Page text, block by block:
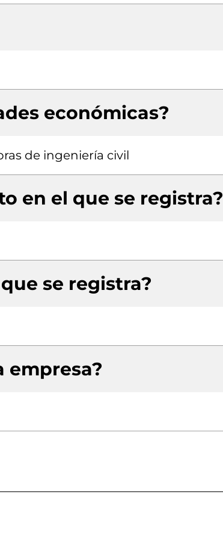
económicas?
de ingeniería civil
en el que se registra?
se registra?
empresa?